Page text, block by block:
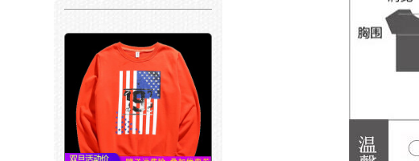
护卫の子供服の头は厚いTシャ